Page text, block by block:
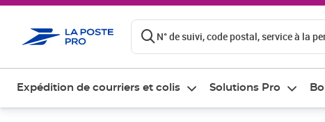
N° de suivi, code postal, service à la
Expédition de courriers et colis Solutions Pro